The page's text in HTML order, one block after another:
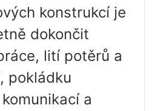
konstrukcí je
dokončit
lití potěrů a
pokládku
a